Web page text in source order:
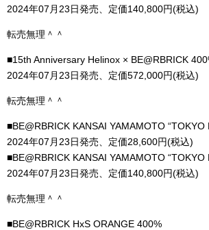
2024年07月23日発売、定価140,800円(税込)
転売無理＾＾
■15th Anniversary Helinox × BE@RBRICK
2024年07月23日発売、定価572,000円(税込)
転売無理＾＾
■BE@RBRICK KANSAI YAMAMOTO “TOKYO
2024年07月23日発売、定価28,600円(税込)
■BE@RBRICK KANSAI YAMAMOTO “TOKYO
2024年07月23日発売、定価140,800円(税込)
転売無理＾＾
■BE@RBRICK HxS ORANGE 400%